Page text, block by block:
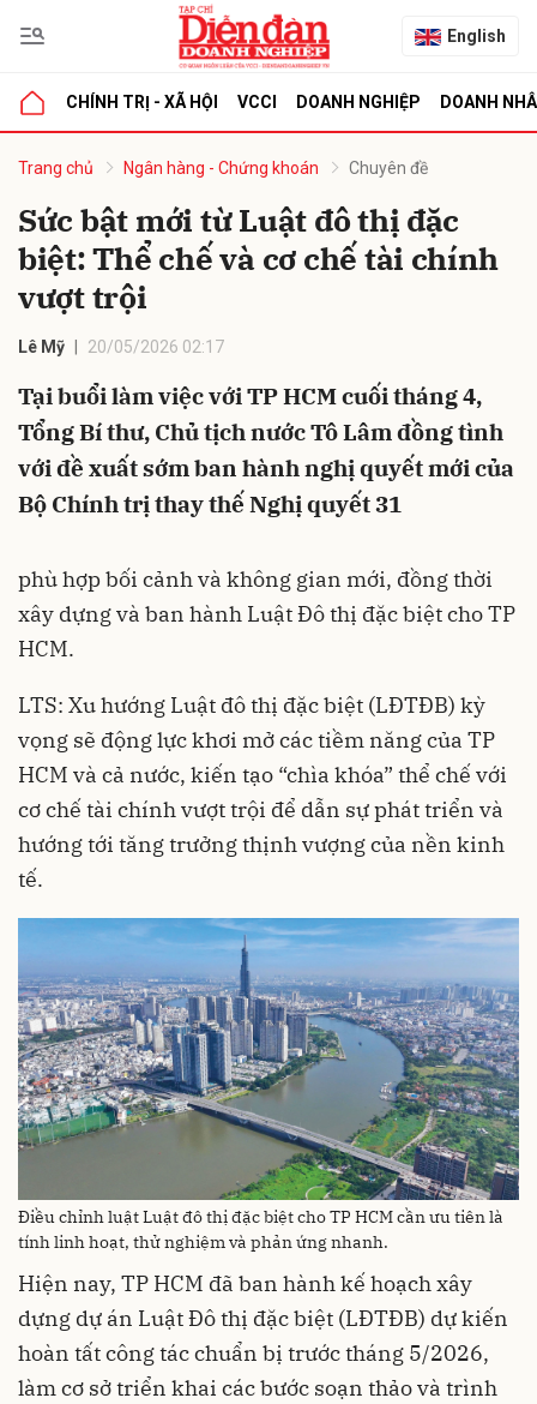
English
CHÍNH TRỊ - XÃ HỘI VCCI DOANH NGHIỆP DOANH
Trang chủ Ngân hàng - Chứng khoán Chuyên đề
Sức bật mới từ Luật đô thị đặc
biệt: Thể chế và cơ chế tài chính
vượt trội
Lê Mỹ 20/05/2026 02:17
Tại buổi làm việc với TP HCM cuối tháng 4,
Tổng Bí thư, Chủ tịch nước Tô Lâm đồng tình
với đề xuất sớm ban hành nghị quyết mới của
Bộ Chính trị thay thế Nghị quyết 31
phù hợp bối cảnh và không gian mới, đồng thời
xây dựng và ban hành Luật Đô thị đặc biệt cho TP
HCM.
LTS: Xu hướng Luật đô thị đặc biệt (LĐTĐB) kỳ
vọng sẽ động lực khơi mở các tiềm năng của TP
HCM và cả nước, kiến tạo “chìa khóa” thể chế với
cơ chế tài chính vượt trội để dẫn sự phát triển và
hướng tới tăng trưởng thịnh vượng của nền kinh
tế.
Điều chỉnh luật Luật đô thị đặc biệt cho TP HCM cần ưu tiên là
tính linh hoạt, thử nghiệm và phản ứng nhanh.
Hiện nay, TP HCM đã ban hành kế hoạch xây
dựng dự án Luật Đô thị đặc biệt (LĐTĐB) dự kiến
hoàn tất công tác chuẩn bị trước tháng 5/2026,
làm cơ sở triển khai các bước soạn thảo và trình
luận
Hủy